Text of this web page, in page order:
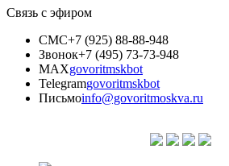
Связь с эфиром
СМС+7 (925) 88-88-948
Звонок+7 (495) 73-73-948
MAXgovoritmskbot
Telegramgovoritmskbot
Письмоinfo@govoritmoskva.ru